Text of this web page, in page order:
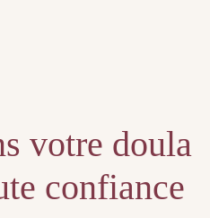
votre doula
confiance